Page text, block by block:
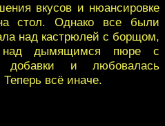
вкусов и нюансировке
стол. Однако все были
над кастрюлей с борщом,
над дымящимся пюре с
добавки и любовалась
всё иначе.